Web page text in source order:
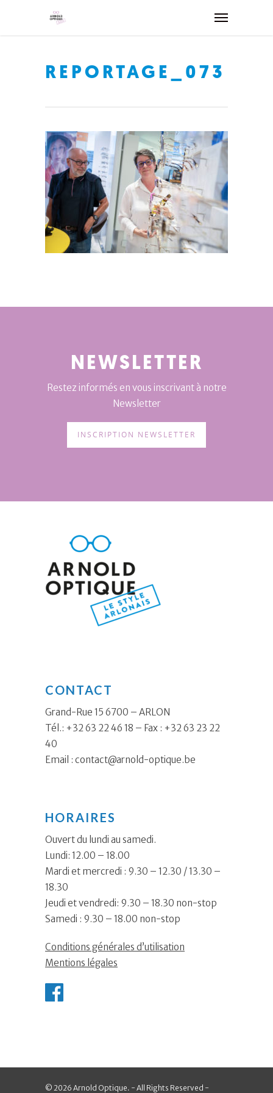
REPORTAGE_073
NEWSLETTER
Restez informés en vous inscrivant à notre
Newsletter
INSCRIPTION NEWSLETTER
CONTACT
Grand-Rue 15 6700 – ARLON
Tél.: +32 63 22 46 18 – Fax : +32 63 23 22
40
Email : contact@arnold-optique.be
HORAIRES
Ouvert du lundi au samedi.
Lundi: 12.00 – 18.00
Mardi et mercredi : 9.30 – 12.30 / 13.30 –
18.30
Jeudi et vendredi: 9.30 – 18.30 non-stop
Samedi : 9.30 – 18.00 non-stop
Conditions générales d’utilisation
Mentions légales
© 2026 Arnold Optique. - All Rights Reserved -